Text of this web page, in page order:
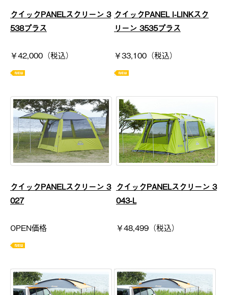
クイックPANELスクリーン 3
538プラス
￥42,000（税込）
クイックPANEL I-LINKスク
リーン 3535プラス
￥33,100（税込）
クイックPANELスクリーン 3
027
OPEN価格
クイックPANELスクリーン 3
043-L
￥48,499（税込）